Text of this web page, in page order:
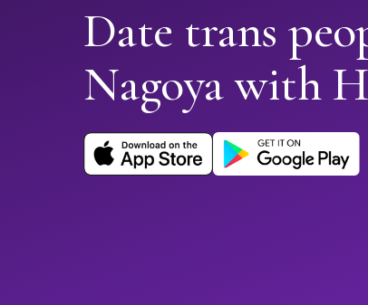
Date trans
Nagoya with